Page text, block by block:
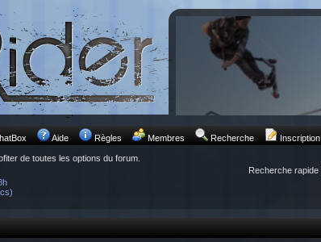
Aide Règles Membres Recherche Inscription
de toutes les options du forum.
Recherche rapide